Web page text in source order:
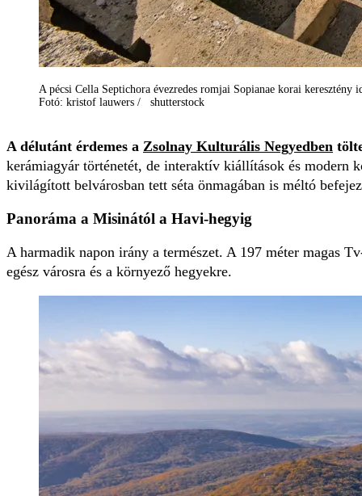
A pécsi Cella Septichora évezredes romjai Sopianae korai keresztény
Fotó: kristof lauwers / shutterstock
A délutánt érdemes a Zsolnay Kulturális Negyedben
kerámiagyár történetét, de interaktív kiállítások és modern
kivilágított belvárosban tett séta önmagában is méltó
Panoráma a Misinától a Havi-hegyig
A harmadik napon irány a természet. A 197 méter magas
egész városra és a környező hegyekre.